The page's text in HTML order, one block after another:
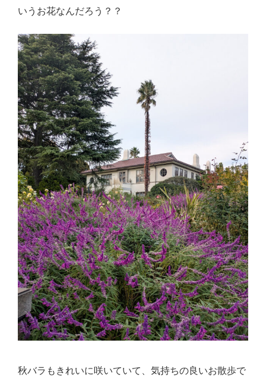
いうお花なんだろう？？
秋バラもきれいに咲いていて、気持ちの良いお散歩で